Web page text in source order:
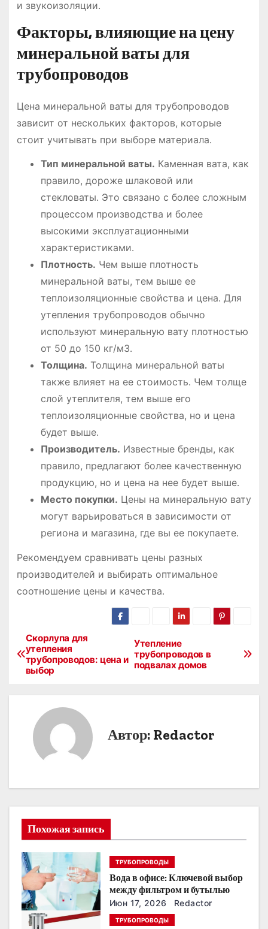
и звукоизоляции․
Факторы, влияющие на цену
минеральной ваты для
трубопроводов
Цена минеральной ваты для трубопроводов
зависит от нескольких факторов, которые
стоит учитывать при выборе материала․
Тип минеральной ваты․ Каменная вата, как
правило, дороже шлаковой или
стекловаты․ Это связано с более сложным
процессом производства и более
высокими эксплуатационными
характеристиками․
Плотность․ Чем выше плотность
минеральной ваты, тем выше ее
теплоизоляционные свойства и цена․ Для
утепления трубопроводов обычно
используют минеральную вату плотностью
от 50 до 150 кг/м3․
Толщина․ Толщина минеральной ваты
также влияет на ее стоимость․ Чем толще
слой утеплителя, тем выше его
теплоизоляционные свойства, но и цена
будет выше․
Производитель․ Известные бренды, как
правило, предлагают более качественную
продукцию, но и цена на нее будет выше․
Место покупки․ Цены на минеральную вату
могут варьироваться в зависимости от
региона и магазина, где вы ее покупаете․
Рекомендуем сравнивать цены разных
производителей и выбирать оптимальное
соотношение цены и качества․
Н
ц
я
п
о
з
Утепление
трубопроводов в
подвалах домов
Скорлупа для
утепления
трубопроводов: цена и
выбор
Автор: Redactor
Похожая запись
ТРУБОПРОВОДЫ
Вода в офисе: Ключевой выбор
между фильтром и бутылью
Июн 17, 2026 Redactor
ТРУБОПРОВОДЫ